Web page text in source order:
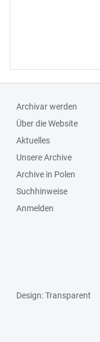
Archivar werden
Über die Website
Aktuelles
Unsere Archive
Archive in Polen
Suchhinweise
Anmelden
Design: Transparent